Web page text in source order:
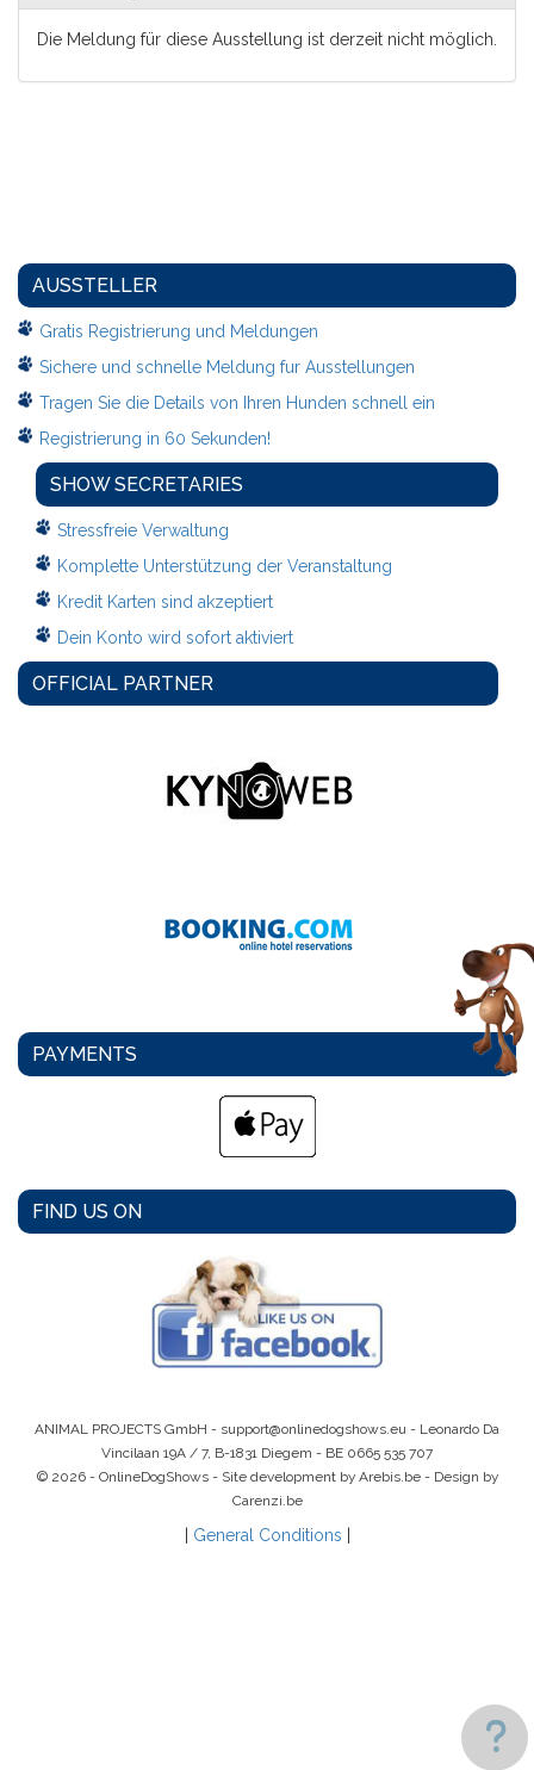
Die Meldung für diese Ausstellung ist derzeit nicht möglich.
AUSSTELLER
Gratis Registrierung und Meldungen
Sichere und schnelle Meldung fur Ausstellungen
Tragen Sie die Details von Ihren Hunden schnell ein
Registrierung in 60 Sekunden!
SHOW SECRETARIES
Stressfreie Verwaltung
Komplette Unterstützung der Veranstaltung
Kredit Karten sind akzeptiert
Dein Konto wird sofort aktiviert
OFFICIAL PARTNER
PAYMENTS
FIND US ON
ANIMAL PROJECTS GmbH - support@onlinedogshows.eu - Leonardo Da
Vincilaan 19A / 7, B-1831 Diegem - BE 0665 535 707
© 2026 - OnlineDogShows - Site development by Arebis.be - Design by
Carenzi.be
General Conditions